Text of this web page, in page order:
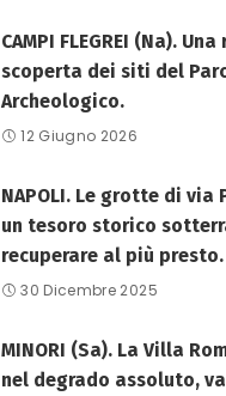
CAMPI FLEGREI (Na).
scoperta dei siti del
Archeologico.
12 Giugno 2026
NAPOLI. Le grotte di via
un tesoro storico
recuperare al più presto.
30 Dicembre 2025
MINORI (Sa). La Villa
nel degrado assoluto,